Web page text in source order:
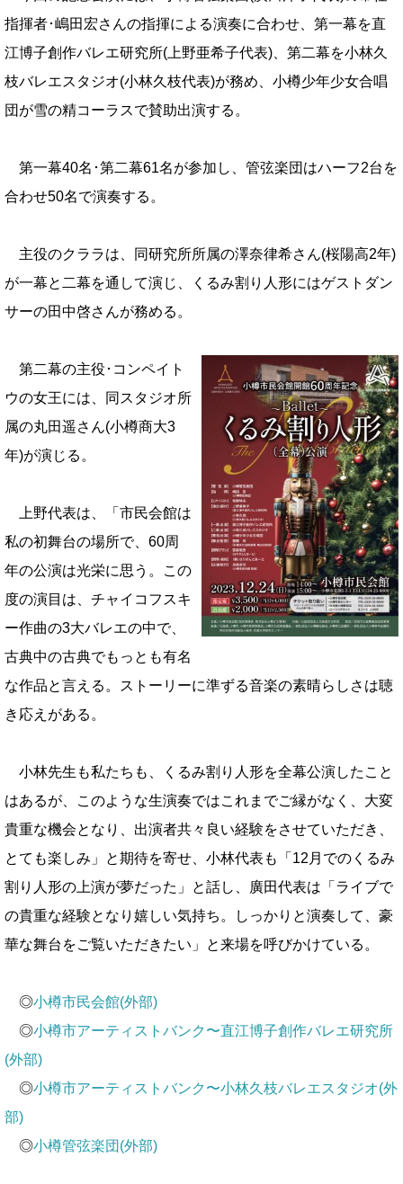
指揮者･嶋田宏さんの指揮による演奏に合わせ、第一幕を直
江博子創作バレエ研究所(上野亜希子代表)、第二幕を小林久
枝バレエスタジオ(小林久枝代表)が務め、小樽少年少女合唱
団が雪の精コーラスで賛助出演する。
第一幕40名･第二幕61名が参加し、管弦楽団はハーフ2台を
合わせ50名で演奏する 。
主役のクララは、同研究所所属の澤奈律希さん(桜陽高2年)
が一幕と 二幕を通して演じ、くるみ割り人形にはゲストダン
サーの田中啓さんが務める。
第二幕の主役･コンペイト
ウの女王には、同スタジオ所
属の丸田遥さん(小樽商大3
年)が演じる。
上野代表は、「市民会館は
私の初舞台の場所で、60周
年の公演は光栄に思 う。この
度の演目は、チャイコフスキ
ー作曲の3大バレエの中で、
古典中の古典でもっ とも有名
な作品と言える。ストーリーに準ずる音楽の素晴らしさは聴
き応えがある。
小林先生も私たちも、くるみ割り人形を全幕公演したこと
はあるが、このような生演奏ではこれまでご縁がなく、大変
貴重な機会となり、出演者共々良い経験をさせていただき、
とても楽しみ」と期待を寄せ、小林代表も「12月でのくるみ
割り人形の上演が夢だった」と話し、廣田代表は「ライブで
の貴重な経験とな り嬉しい気持ち。しっかりと演奏して、豪
華な舞台をご覧いただきたい」と来場を呼びかけている。
◎小樽市民会館(外部)
◎小樽市アーティストバンク〜直江博子創作バレエ研究所
(外部)
◎小樽市アーティストバンク〜小林久枝バレエスタジオ(外
部)
◎小樽管弦楽団(外部)